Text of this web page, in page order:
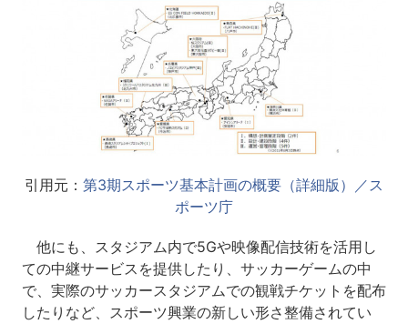
引用元： 第3期スポーツ基本計画の概要（詳細版）／ス
ポーツ庁
他にも、スタジアム内で5Gや映像配信技術を活用し
ての中継サービスを提供したり、サッカーゲームの中
で、実際のサッカースタジアムでの観戦チケットを配布
したりなど、スポーツ興業の新しい形さ整備されてい